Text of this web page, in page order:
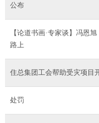
公布
【论道书画·专家谈】冯恩
路上
住总集团工会帮助受灾项目
处罚